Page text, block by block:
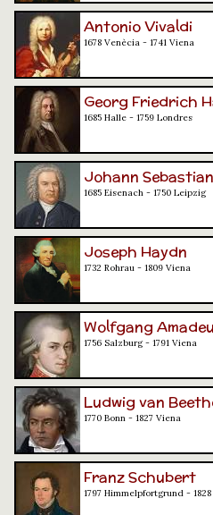
Antonio Vivaldi
1678 Venècia - 1741 Viena
Georg Friedrich
1685 Halle - 1759 Londres
Johann
1685 Eisenach - 1750 Leipzig
Joseph Haydn
1732 Rohrau - 1809 Viena
Wolfgang
1756 Salzburg - 1791 Viena
Ludwig van
1770 Bonn - 1827 Viena
Franz Schubert
1797 Himmelpfortgrund -